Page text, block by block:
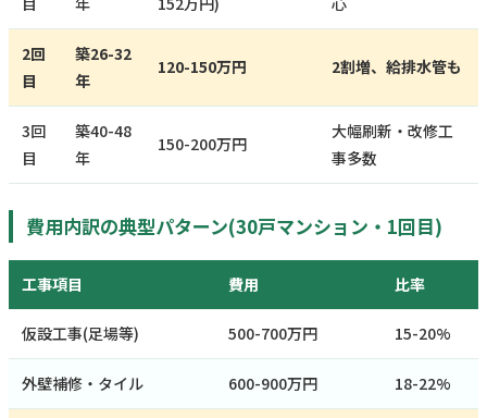
2回
目
築26-32
年
120-150万円 2割増、給排水管も
3回
目
築40-48
年
150-200万円
大幅刷新・改修工
事多数
費用内訳の典型パターン(30戸マンション・1回目)
工事項目 費用 比率
仮設工事(足場等) 500-700万円 15-20%
外壁補修・タイル 600-900万円 18-22%